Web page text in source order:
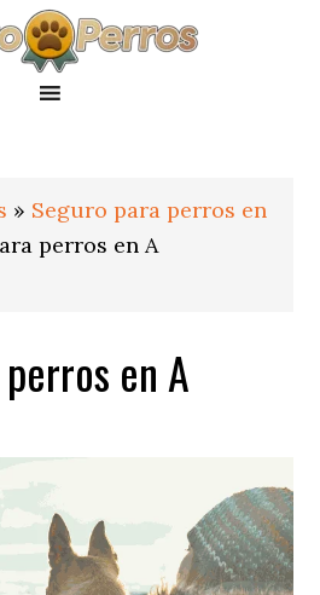
» Seguro para perros en
perros en A
en A